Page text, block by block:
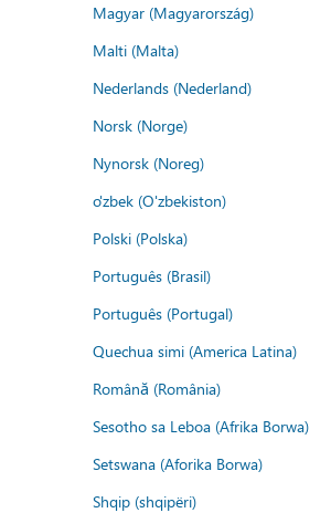
Magyar (Magyarország)
Malti (Malta)
Nederlands (Nederland)
Norsk (Norge)
Nynorsk (Noreg)
o'zbek (O'zbekiston)
Polski (Polska)
Português (Brasil)
Português (Portugal)
Quechua simi (America Latina)
Română (România)
Sesotho sa Leboa (Afrika Borwa)
Setswana (Aforika Borwa)
Shqip (shqipëri)